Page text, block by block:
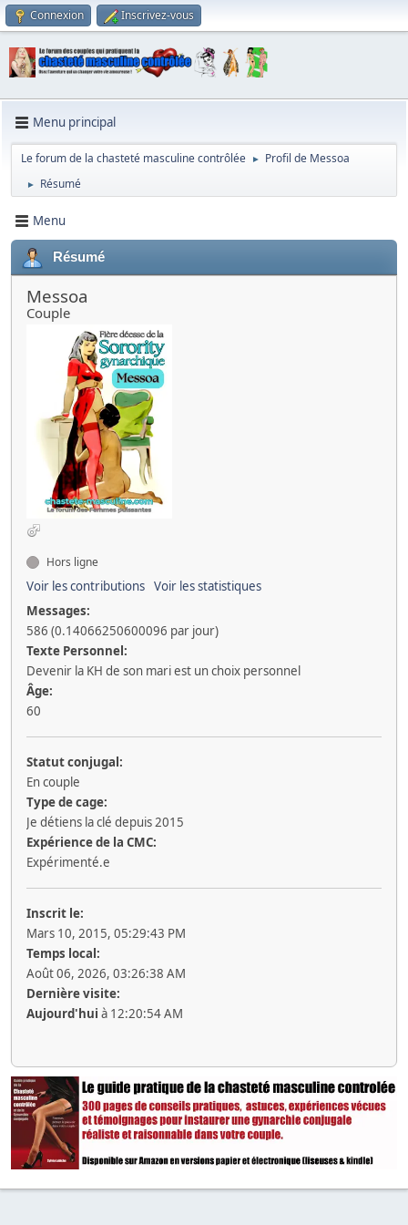
Connexion Inscrivez-vous
Menu principal
Le forum de la chasteté masculine contrôlée ► Profil de Messoa
► Résumé
Menu
Résumé
Messoa
Couple
Hors ligne
Voir les contributions Voir les statistiques
Messages:
586 (0.14066250600096 par jour)
Texte Personnel:
Devenir la KH de son mari est un choix personnel
Âge:
60
Statut conjugal:
En couple
Type de cage:
Je détiens la clé depuis 2015
Expérience de la CMC:
Expérimenté.e
Inscrit le:
Mars 10, 2015, 05:29:43 PM
Temps local:
Août 06, 2026, 03:26:38 AM
Dernière visite:
Aujourd'hui à 12:20:54 AM